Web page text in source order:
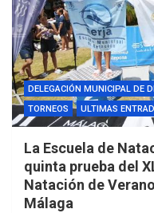
DELEGACIÓN MUNICIPAL DE
TORNEOS
ULTIMAS
La Escuela de
quinta prueba del
Natación de
Málaga